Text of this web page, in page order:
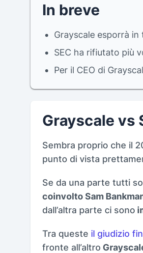
In breve
Grayscale esporrà
SEC ha rifiutato più
Per il CEO di
Grayscale vs
Sembra proprio che il
punto di vista
Se da una parte tutti
coinvolto Sam
dall’altra parte ci sono
Tra queste il giudizio
fronte all’altro